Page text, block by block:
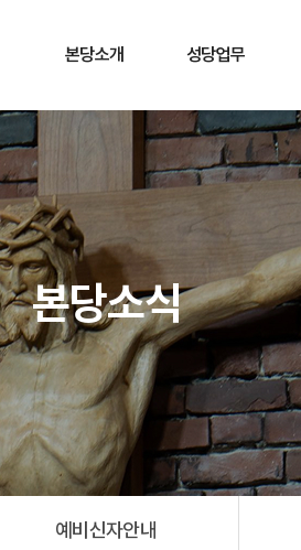
본당소개
성당주보(主保)
신부님/수녀님
역대 성직자
미사 및 성사 안내
성당업무
사무실 안내
행사 일정
오시는 길
본당소식
예비신자안내